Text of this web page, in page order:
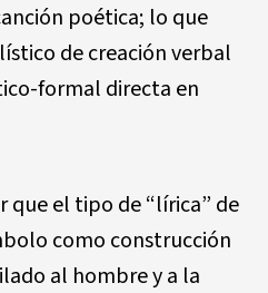
poética; lo que
de creación verbal
formal directa en
que el tipo de “lírica” de
como construcción
al hombre y a la